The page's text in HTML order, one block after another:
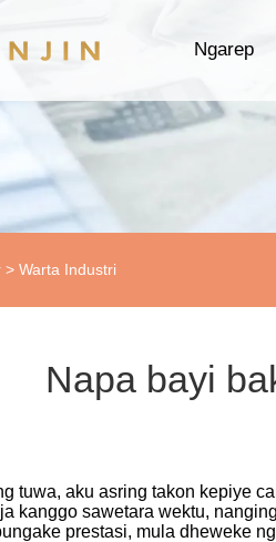
Ngarep
>Warta Industri
Napa bayi
tuwa, aku asring takon kepiye
kanggo sawetara wektu,
prestasi, mula dheweke